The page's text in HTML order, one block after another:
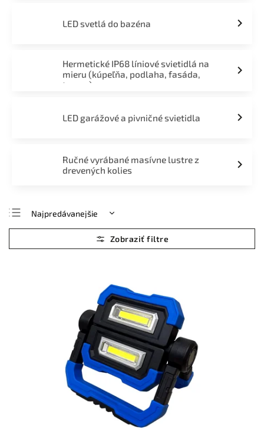
LED svetlá do bazéna
Hermetické IP68 líniové svietidlá na
mieru (kúpeľňa, podlaha, fasáda,
terasa)
LED garážové a pivničné svietidla
Ručné vyrábané masívne lustre z
drevených kolies
Najpredávanejšie
Najlacnejšie
Najdrahšie